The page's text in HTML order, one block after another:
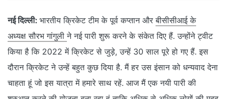
नई दिल्ली: भारतीय क्रिकेट टीम के पूर्व कप्तान औरबीसीसीआई के
अध्यक्ष सौरभ गांगुलीने नई पारी शुरू करने के संकेत दिए हैं. उन्होंने ट्वीट
किया है कि 2022 में क्रिकेट से जुड़े, उन्हें 30 साल पूरे हो गए हैं. इस
दौरान क्रिकेट ने उन्हें बहुत कुछ दिया है. मैं हर उस इंसान को धन्यवाद देना
चाहता हूं जो इस यात्रा में हमारे साथ रहें. आज मैं एक नयी पारी की